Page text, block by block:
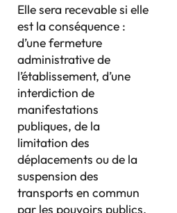
Elle sera recevable si elle
est la conséquence :
d’une fermeture
administrative de
l’établissement, d’une
interdiction de
manifestations
publiques, de la
limitation des
déplacements ou de la
suspension des
transports en commun
par les pouvoirs publics,